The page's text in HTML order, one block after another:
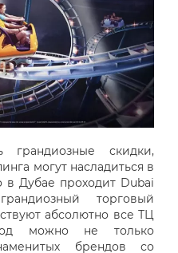
грандиозные скидки,
могут насладиться в
в Дубае проходит Dubai
торговый
абсолютно все ТЦ
можно не только
брендов со